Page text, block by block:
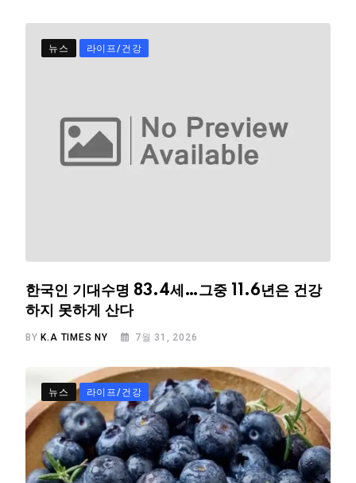
뉴스 라이프/건강
한국인 기대수명 83.4세…그중 11.6년은 건강
하지 못하게 산다
BY K.A TIMES NY 7월 31, 2026
뉴스 라이프/건강